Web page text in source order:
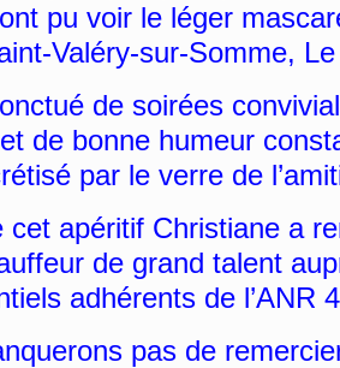
pu voir le léger
Valéry-sur-Somme,
de soirées
de bonne humeur
par le verre de
apéritif Christiane a
de grand talent
adhérents de l’ANR
pas de